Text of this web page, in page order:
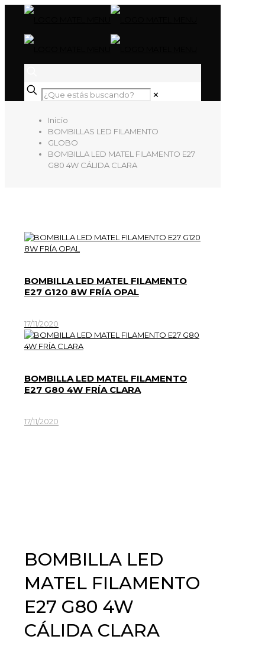
✕
Inicio
BOMBILLAS LED FILAMENTO
GLOBO
BOMBILLA LED MATEL FILAMENTO E27
G80 4W CÁLIDA CLARA
BOMBILLA LED MATEL FILAMENTO
E27 G120 8W FRÍA OPAL
17/11/2020
BOMBILLA LED MATEL FILAMENTO
E27 G80 4W FRÍA CLARA
17/11/2020
BOMBILLA LED
MATEL FILAMENTO
E27 G80 4W
CÁLIDA CLARA